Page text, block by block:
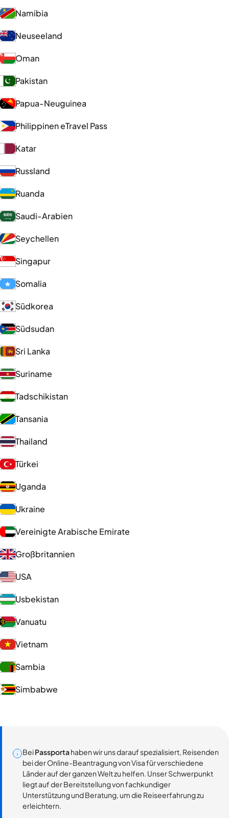
Namibia
Neuseeland
Oman
Pakistan
Papua-Neuguinea
Philippinen eTravel Pass
Katar
Russland
Ruanda
Saudi-Arabien
Seychellen
Singapur
Somalia
Südkorea
Südsudan
Sri Lanka
Suriname
Tadschikistan
Tansania
Thailand
Türkei
Uganda
Ukraine
Vereinigte Arabische Emirate
Großbritannien
USA
Usbekistan
Vanuatu
Vietnam
Sambia
Simbabwe
BeiPassportahaben wir uns darauf spezialisiert, Reisenden
bei der Online-Beantragung von Visa für verschiedene
Länder auf der ganzen Welt zu helfen. Unser Schwerpunkt
liegt auf der Bereitstellung von fachkundiger
Unterstützung und Beratung, um die Reiseerfahrung zu
erleichtern.